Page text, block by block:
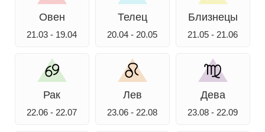
Овен
21.03 - 19.04
Телец
20.04 - 20.05
Близнецы
21.05 - 21.06
Рак
22.06 - 22.07
Лев
23.06 - 22.08
Дева
23.08 - 22.09